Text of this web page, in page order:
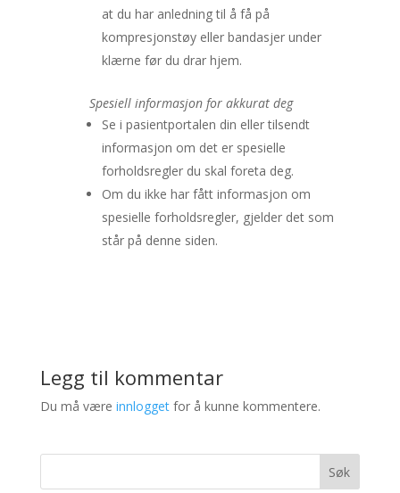
at du har anledning til å få på
kompresjonstøy eller bandasjer under
klærne før du drar hjem.
Spesiell informasjon for akkurat deg
Se i pasientportalen din eller tilsendt
informasjon om det er spesielle
forholdsregler du skal foreta deg.
Om du ikke har fått informasjon om
spesielle forholdsregler, gjelder det som
står på denne siden.
Legg til kommentar
Du må være innloggetfor å kunne kommentere.